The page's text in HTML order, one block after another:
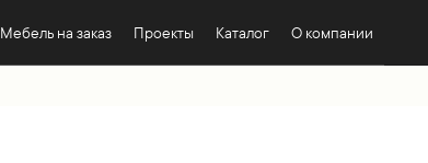
Мебель на заказ Проекты Каталог О компании